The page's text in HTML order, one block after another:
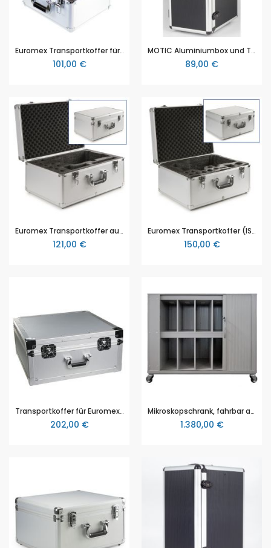
Euromex Transportkoffer für Stereomikroskope der Euromex EduBlue Serie ED.4300 (EduBlue)
101,00 €
MOTIC Aluminiumbox und Transportkoffer für MOTIC Schulmikroskope
89,00 €
Euromex Transportkoffer aus Aluminium für bScope (BS.9900)
121,00 €
Euromex Transportkoffer (IS.4300) für iScope Mikroskope
150,00 €
Transportkoffer für Euromex Oxion Mikroskope aus Aluminium mit Flightcase-Schloss (OX.3010)
202,00 €
Mikroskopschrank, fahrbar auf Rollen, für 20 Mikroskope
1.380,00 €